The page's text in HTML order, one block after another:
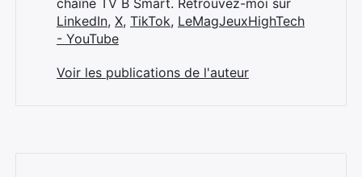
chaîne TV B Smart. Retrouvez-moi sur
LinkedIn, X, TikTok, LeMagJeuxHighTech
- YouTube
Voir les publications de l'auteur